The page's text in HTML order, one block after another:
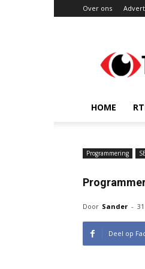
Over ons
HOME
Programmering
Door Sander -
Deel op